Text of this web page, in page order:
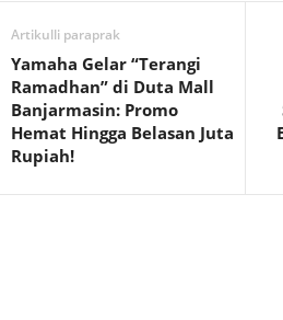
Artikulli paraprak
Yamaha Gelar “Terangi
Ramadhan” di Duta Mall
Banjarmasin: Promo
Hemat Hingga Belasan Juta
Rupiah!